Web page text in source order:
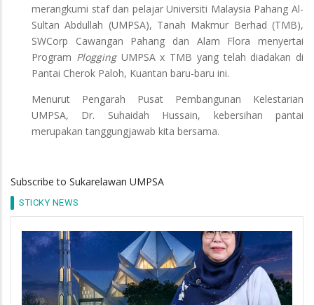
merangkumi staf dan pelajar Universiti Malaysia Pahang Al-
Sultan Abdullah (UMPSA), Tanah Makmur Berhad (TMB),
SWCorp Cawangan Pahang dan Alam Flora menyertai
Program PloggingUMPSA x TMB yang telah diadakan di
Pantai Cherok Paloh, Kuantan baru-baru ini.
Menurut Pengarah Pusat Pembangunan Kelestarian
UMPSA, Dr. Suhaidah Hussain, kebersihan pantai
merupakan tanggungjawab kita bersama.
Subscribe to Sukarelawan UMPSA
STICKY NEWS